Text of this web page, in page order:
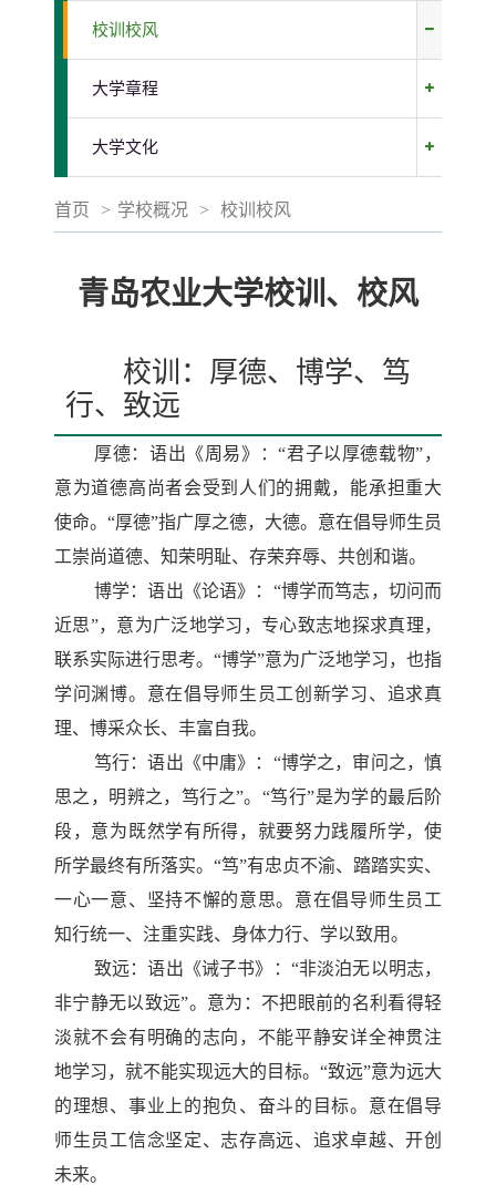
校训校风
大学章程
大学文化
首页 > 学校概况 > 校训校风
青岛农业大学校训、校风
校训：厚德、博学、笃
行、致远
厚德：语出《周易》：“君子以厚德载物”，
意为道德高尚者会受到人们的拥戴，能承担重大
使命。“厚德”指广厚之德，大德。意在倡导师生员
工崇尚道德、知荣明耻、存荣弃辱、共创和谐。
博学：语出《论语》：“博学而笃志，切问而
近思”，意为广泛地学习，专心致志地探求真理，
联系实际进行思考。“博学”意为广泛地学习，也指
学问渊博。意在倡导师生员工创新学习、追求真
理、博采众长、丰富自我。
笃行：语出《中庸》：“博学之，审问之，慎
思之，明辨之，笃行之”。“笃行”是为学的最后阶
段，意为既然学有所得，就要努力践履所学，使
所学最终有所落实。“笃”有忠贞不渝、踏踏实实、
一心一意、坚持不懈的意思。意在倡导师生员工
知行统一、注重实践、身体力行、学以致用。
致远：语出《诫子书》：“非淡泊无以明志，
非宁静无以致远”。意为：不把眼前的名利看得轻
淡就不会有明确的志向，不能平静安详全神贯注
地学习，就不能实现远大的目标。“致远”意为远大
的理想、事业上的抱负、奋斗的目标。意在倡导
师生员工信念坚定、志存高远、追求卓越、开创
未来。